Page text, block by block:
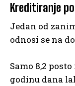
Kreditiranje
Jedan od
odnosi se na
Samo 8,2
godinu dana